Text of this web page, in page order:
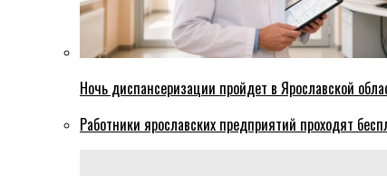
Ночь диспансеризации пройдет в Ярославской
Работники ярославских предприятий проходят